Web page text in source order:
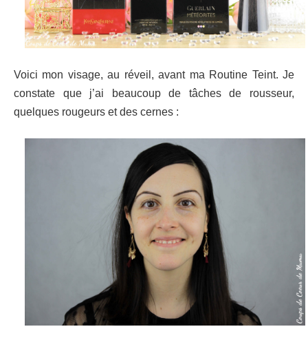
Voici mon visage, au réveil, avant ma Routine Teint. Je
constate que j’ai beaucoup de tâches de rousseur,
quelques rougeurs et des cernes :